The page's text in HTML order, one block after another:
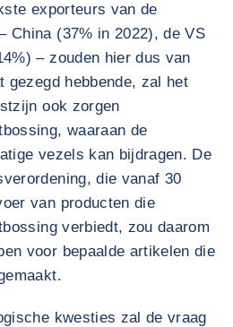
exporteurs van de
China (37% in 2022), de VS
– zouden hier dus van
gezegd hebbende, zal het
ook zorgen
waaraan de
vezels kan bijdragen. De
die vanaf 30
van producten die
verbiedt, zou daarom
voor bepaalde artikelen die
kwesties zal de vraag